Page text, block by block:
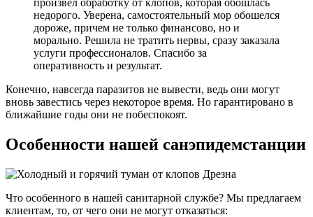
недорого. Уверена, самостоятельный мор обошелся
дороже, причем не только финансово, но и
морально. Решила не тратить нервы, сразу заказала
услуги профессионалов. Спасибо за
оперативность и результат.
Конечно, навсегда паразитов не вывести, ведь они могут
вновь завестись через некоторое время. Но гарантировано в
ближайшие годы они не побеспокоят.
Особенности нашей санэпидемстанции
Что особенного в нашей санитарной службе? Мы предлагаем
клиентам, то, от чего они не могут отказаться: